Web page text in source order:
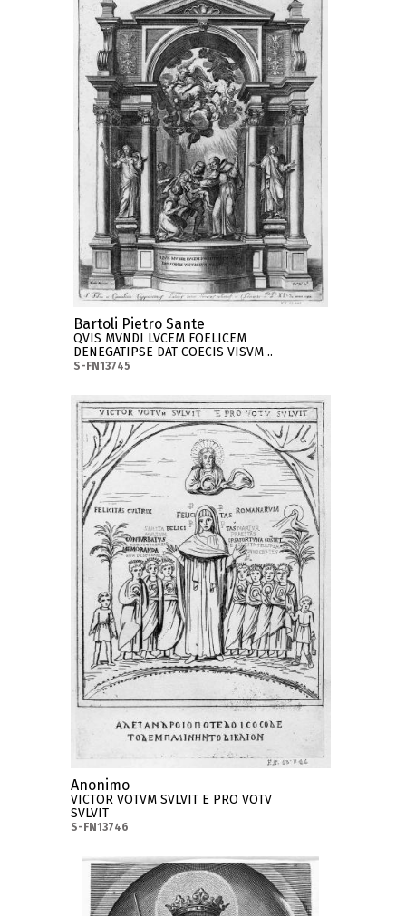
Bartoli Pietro Sante
QVIS MVNDI LVCEM FOELICEM
DENEGATIPSE DAT COECIS VISVM ..
S-FN13745
Anonimo
VICTOR VOTVM SVLVIT E PRO VOTV
SVLVIT
S-FN13746